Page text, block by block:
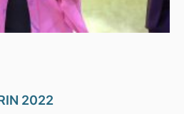
2022